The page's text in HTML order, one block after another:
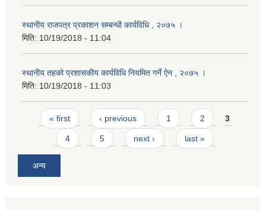
स्थानीय राजपत्र प्रकाशन सम्बन्धी कार्यविधि , २०७५ ।
मिति: 10/19/2018 - 11:04
स्थानीय तहको प्रशासकीय कार्यविधि नियमित गर्ने ऐन , २०७५ ।
मिति: 10/19/2018 - 11:03
Pages
« first ‹ previous 1 2 3
4 5 next › last »
अन्य